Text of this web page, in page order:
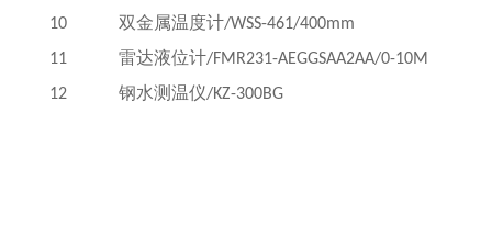
10
双金属温度计/WSS-461/400mm
11
雷达液位计/FMR231-AEGGSAA2AA/0-10M
12
钢水测温仪/KZ-300BG